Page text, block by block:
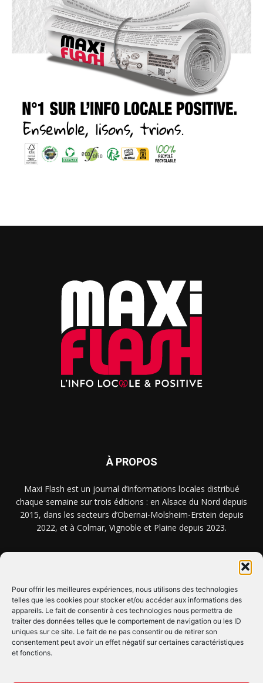
Pour offrir les meilleures expériences, nous utilisons des technologies
telles que les cookies pour stocker et/ou accéder aux informations des
appareils. Le fait de consentir à ces technologies nous permettra de
traiter des données telles que le comportement de navigation ou les ID
uniques sur ce site. Le fait de ne pas consentir ou de retirer son
consentement peut avoir un effet négatif sur certaines caractéristiques
et fonctions.
À PROPOS
Maxi Flash est un journal d’informations locales distribué
chaque semaine sur trois éditions : en Alsace du Nord depuis
2015, dans les secteurs d’Obernai-Molsheim-Erstein depuis
2022, et à Colmar, Vignoble et Plaine depuis 2023.
CLIQUEZ ICI !
SUIVEZ-NOUS !